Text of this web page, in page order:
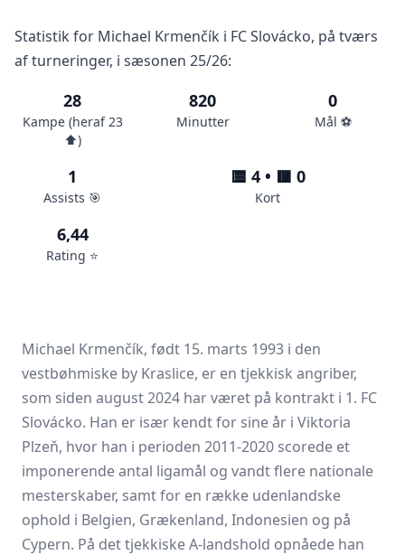
Statistik for Michael Krmenčík i FC Slovácko, på tværs
af turneringer, i sæsonen 25/26:
28
Kampe (heraf 23
⬆️)
820
Minutter
0
Mål ⚽️
1
Assists 🎯
🟨 4 • 🟥 0
Kort
6,44
Rating ⭐️
Michael Krmenčík, født 15. marts 1993 i den
vestbøhmiske by Kraslice, er en tjekkisk angriber,
som siden august 2024 har været på kontrakt i 1. FC
Slovácko. Han er især kendt for sine år i Viktoria
Plzeň, hvor han i perioden 2011-2020 scorede et
imponerende antal ligamål og vandt flere nationale
mesterskaber, samt for en række udenlandske
ophold i Belgien, Grækenland, Indonesien og på
Cypern. På det tjekkiske A-landshold opnåede han